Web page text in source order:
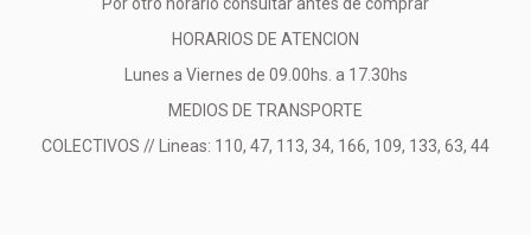
Por otro horario consultar antes de comprar
HORARIOS DE ATENCION
Lunes a Viernes de 09.00hs. a 17.30hs
MEDIOS DE TRANSPORTE
COLECTIVOS // Lineas: 110, 47, 113, 34, 166, 109, 133, 63, 44